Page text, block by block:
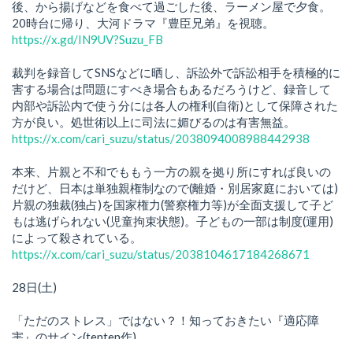
後、から揚げなどを食べて過ごした後、ラーメン屋で夕食。
20時台に帰り、大河ドラマ『豊臣兄弟』を視聴。
https://x.gd/IN9UV?Suzu_FB
裁判を録音してSNSなどに晒し、訴訟外で訴訟相手を積極的に
害する場合は問題にすべき場合もあるだろうけど、録音して
内部や訴訟内で使う分には各人の権利(自衛)として保障された
方が良い。処世術以上に司法に媚びるのは有害無益。
https://x.com/cari_suzu/status/2038094008988442938
本来、片親と不和でももう一方の親を拠り所にすれば良いの
だけど、日本は単独親権制なので(離婚・別居家庭においては)
片親の独裁(独占)を国家権力(警察権力等)が全面支援して子ど
もは逃げられない(児童拘束状態)。子どもの一部は制度(運用)
によって殺されている。
https://x.com/cari_suzu/status/2038104617184268671
28日(土)
「ただのストレス」ではない？！知っておきたい『適応障